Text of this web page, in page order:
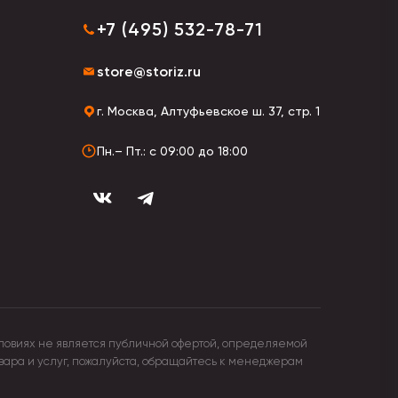
Подойдут как для массовой продажи, так
целевой аудитории (детские, офисные,
+7 (495) 532-78-71
store@storiz.ru
г. Москва, Алтуфьевское ш. 37, стр. 1
Пн.– Пт.: с 09:00 до 18:00
не является публичной офертой, определяемой
и услуг, пожалуйста, обращайтесь к менеджерам